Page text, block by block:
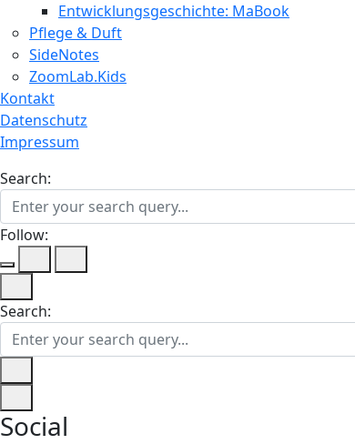
Entwicklungsgeschichte: MaBook
Pflege & Duft
SideNotes
ZoomLab.Kids
Kontakt
Datenschutz
Impressum
Search:
Follow:
Search:
Social